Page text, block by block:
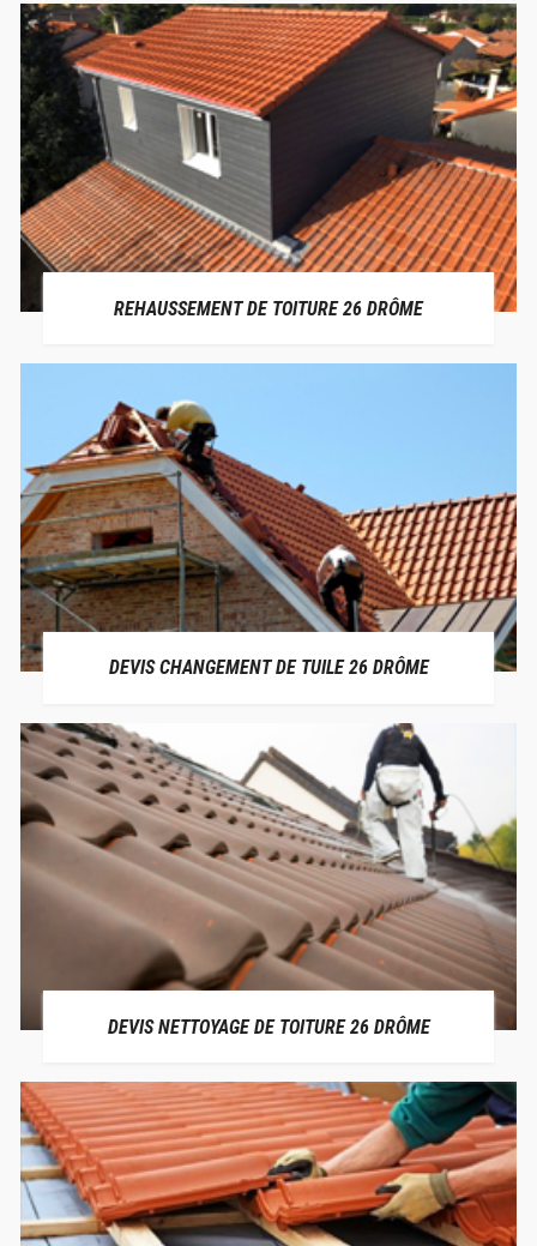
REHAUSSEMENT DE TOITURE 26 DRÔME
DEVIS CHANGEMENT DE TUILE 26 DRÔME
DEVIS NETTOYAGE DE TOITURE 26 DRÔME